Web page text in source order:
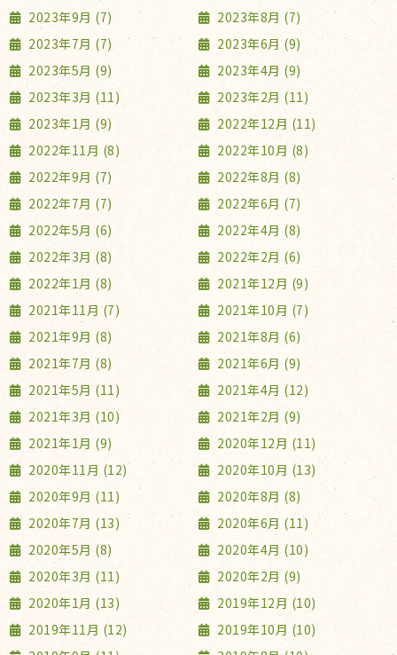
2023年9月 (7)
2023年8月 (7)
2023年7月 (7)
2023年6月 (9)
2023年5月 (9)
2023年4月 (9)
2023年3月 (11)
2023年2月 (11)
2023年1月 (9)
2022年12月 (11)
2022年11月 (8)
2022年10月 (8)
2022年9月 (7)
2022年8月 (8)
2022年7月 (7)
2022年6月 (7)
2022年5月 (6)
2022年4月 (8)
2022年3月 (8)
2022年2月 (6)
2022年1月 (8)
2021年12月 (9)
2021年11月 (7)
2021年10月 (7)
2021年9月 (8)
2021年8月 (6)
2021年7月 (8)
2021年6月 (9)
2021年5月 (11)
2021年4月 (12)
2021年3月 (10)
2021年2月 (9)
2021年1月 (9)
2020年12月 (11)
2020年11月 (12)
2020年10月 (13)
2020年9月 (11)
2020年8月 (8)
2020年7月 (13)
2020年6月 (11)
2020年5月 (8)
2020年4月 (10)
2020年3月 (11)
2020年2月 (9)
2020年1月 (13)
2019年12月 (10)
2019年11月 (12)
2019年10月 (10)